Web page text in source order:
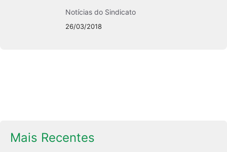
Notícias do Sindicato
26/03/2018
Mais Recentes